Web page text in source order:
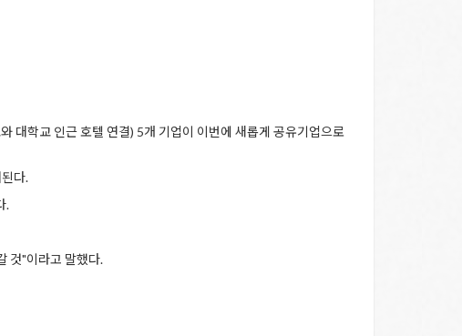
대학교 인근 호텔 연결) 5개 기업이 이번에 새롭게 공유기업으로
다.
.
것"이라고 말했다.